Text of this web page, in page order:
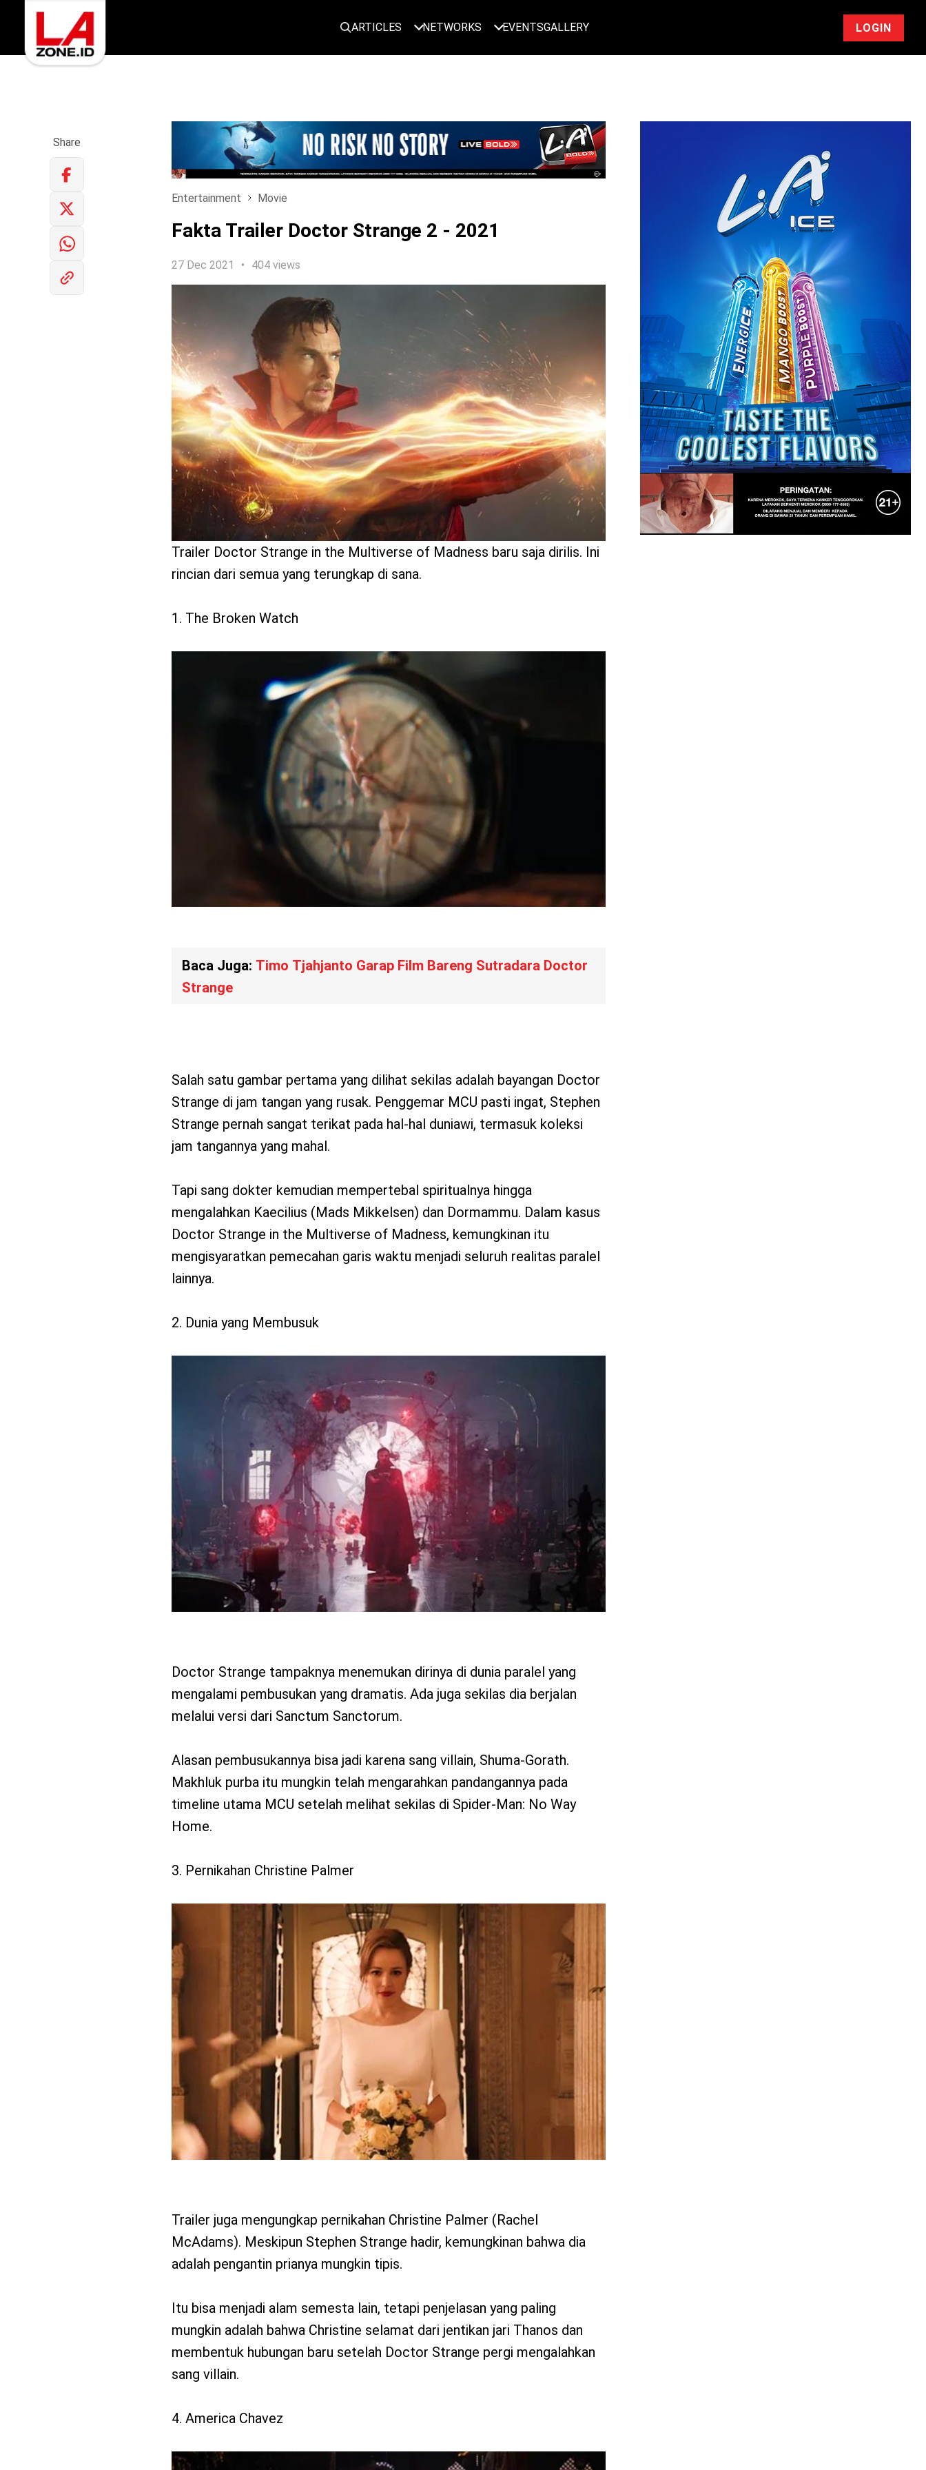
ARTICLES NETWORKS EVENTSGALLERY LOGIN
benefit
menarik
Share
Entertainment Movie
Fakta Trailer Doctor Strange 2 - 2021
27 Dec 2021 404 views
Trailer Doctor Strange in the Multiverse of Madness baru saja dirilis. Ini
rincian dari semua yang terungkap di sana.
1. The Broken Watch
Baca Juga: Timo Tjahjanto Garap Film Bareng Sutradara Doctor
Strange
Salah satu gambar pertama yang dilihat sekilas adalah bayangan Doctor
Strange di jam tangan yang rusak. Penggemar MCU pasti ingat, Stephen
Strange pernah sangat terikat pada hal-hal duniawi, termasuk koleksi
jam tangannya yang mahal.
Tapi sang dokter kemudian mempertebal spiritualnya hingga
mengalahkan Kaecilius (Mads Mikkelsen) dan Dormammu. Dalam kasus
Doctor Strange in the Multiverse of Madness, kemungkinan itu
mengisyaratkan pemecahan garis waktu menjadi seluruh realitas paralel
lainnya.
2. Dunia yang Membusuk
Doctor Strange tampaknya menemukan dirinya di dunia paralel yang
mengalami pembusukan yang dramatis. Ada juga sekilas dia berjalan
melalui versi dari Sanctum Sanctorum.
Alasan pembusukannya bisa jadi karena sang villain, Shuma-Gorath.
Makhluk purba itu mungkin telah mengarahkan pandangannya pada
timeline utama MCU setelah melihat sekilas di Spider-Man: No Way
Home.
3. Pernikahan Christine Palmer
Trailer juga mengungkap pernikahan Christine Palmer (Rachel
McAdams). Meskipun Stephen Strange hadir, kemungkinan bahwa dia
adalah pengantin prianya mungkin tipis.
Itu bisa menjadi alam semesta lain, tetapi penjelasan yang paling
mungkin adalah bahwa Christine selamat dari jentikan jari Thanos dan
membentuk hubungan baru setelah Doctor Strange pergi mengalahkan
sang villain.
4. America Chavez